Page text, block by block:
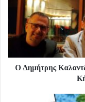
Ο Δημήτρης